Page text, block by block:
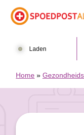
Laden
Home »